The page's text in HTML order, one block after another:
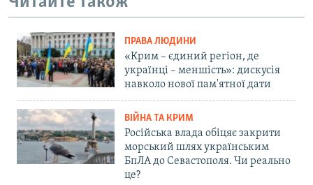
ПРАВА ЛЮДИНИ
«Крим – єдиний регіон, де
українці – меншість»: дискусія
навколо нової пам'ятної дати
ВІЙНА ТА КРИМ
Російська влада обіцяє закрити
морський шлях українським
БпЛА до Севастополя. Чи реально
це?